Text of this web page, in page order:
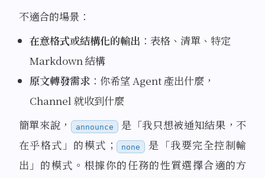
不適合的場景：
在意格式或結構化的輸出 ：表格、清單、特定
Markdown 結構
原文轉發需求 ：你希望 Agent 產出什麼，
Channel 就收到什麼
簡單來說，
announce
是「我只想被通知結果，不
在乎格式」的模式； none
是「我要完全控制輸
出」的模式。根據你的任務的性質選擇合適的方